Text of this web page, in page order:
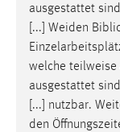
ausgestattet
[...] Weiden
welche teilweise
ausgestattet
[...] nutzbar.
den